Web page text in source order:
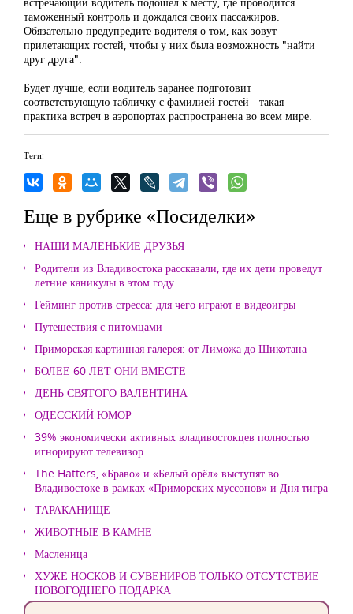
таможенный контроль и дождался своих пассажиров.
Обязательно предупредите водителя о том, как зовут
прилетающих гостей, чтобы у них была возможность "найти
друг друга".
Будет лучше, если водитель заранее подготовит
соответствующую табличку с фамилией гостей - такая
практика встреч в аэропортах распространена во всем мире.
Теги:
Еще в рубрике «Посиделки»
НАШИ МАЛЕНЬКИЕ ДРУЗЬЯ
Родители из Владивостока рассказали, где их дети проведут
летние каникулы в этом году
Гейминг против стресса: для чего играют в видеоигры
Путешествия с питомцами
Приморская картинная галерея: от Лиможа до Шикотана
БОЛЕЕ 60 ЛЕТ ОНИ ВМЕСТЕ
ДЕНЬ СВЯТОГО ВАЛЕНТИНА
ОДЕССКИЙ ЮМОР
39% экономически активных владивостокцев полностью
игнорируют телевизор
The Hatters, «Браво» и «Белый орёл» выступят во
Владивостоке в рамках «Приморских муссонов» и Дня тигра
ТАРАКАНИЩЕ
ЖИВОТНЫЕ В КАМНЕ
Масленица
ХУЖЕ НОСКОВ И СУВЕНИРОВ ТОЛЬКО ОТСУТСТВИЕ
НОВОГОДНЕГО ПОДАРКА